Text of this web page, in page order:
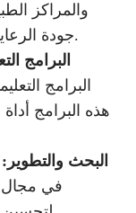
والمراكز
جودة الرعاية الصحية التي تقدمها هذه المؤسسات.
البرامج
البرامج
هذه البرامج
البحث والتطوير:
في مجال